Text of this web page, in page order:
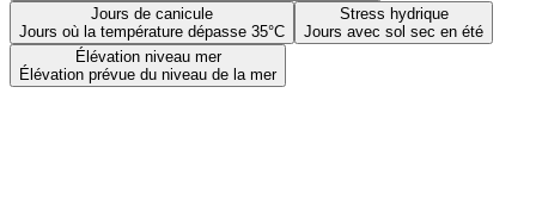
Jours de canicule
Jours où la température dépasse 35°C
Stress hydrique
Jours avec sol sec en été
Élévation niveau mer
Élévation prévue du niveau de la mer